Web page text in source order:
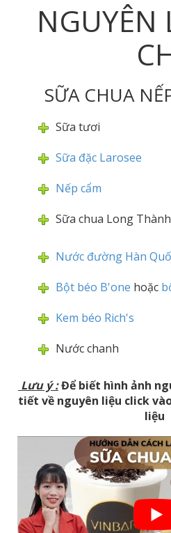
NGUYÊN
SỮA CHUA
Sữa tươi
Sữa đặc Larosee
Nếp cẩm
Sữa chua Long Thành
Nước đường Hàn
Bột béo B'one hoặc
Kem béo Rich's
Nước chanh
Lưu ý :Để biết hình ảnh
tiết về nguyên liệu click
liệu